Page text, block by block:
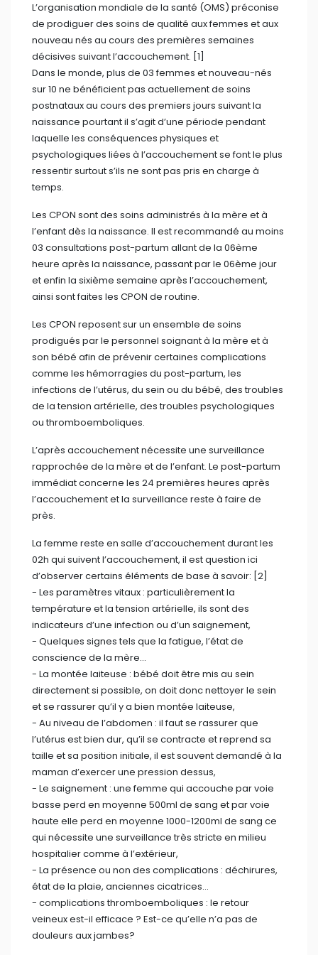
temps.
Les CPON sont des soins administrés à la mère et à
l’enfant dès la naissance. Il est recommandé au moins
03 consultations post-partum allant de la 06ème
heure après la naissance, passant par le 06ème jour
et enfin la sixième semaine après l’accouchement,
ainsi sont faites les CPON de routine.
Les CPON reposent sur un ensemble de soins
prodigués par le personnel soignant à la mère et à
son bébé afin de prévenir certaines complications
comme les hémorragies du post-partum, les
infections de l’utérus, du sein ou du bébé, des troubles
de la tension artérielle, des troubles psychologiques
ou thromboemboliques.
L’après accouchement nécessite une surveillance
rapprochée de la mère et de l’enfant. Le post-partum
immédiat concerne les 24 premières heures après
l’accouchement et la surveillance reste à faire de
près.
La femme reste en salle d’accouchement durant les
02h qui suivent l’accouchement, il est question ici
d’observer certains éléments de base à savoir: [2]
- Les paramètres vitaux : particulièrement la
température et la tension artérielle, ils sont des
indicateurs d’une infection ou d’un saignement,
- ⁠Quelques signes tels que la fatigue, l’état de
conscience de la mère…
- ⁠La montée laiteuse : bébé doit être mis au sein
directement si possible, on doit donc nettoyer le sein
- ⁠Au niveau de l’abdomen : il faut se rassurer que
l’utérus est bien dur, qu’il se contracte et reprend sa
taille et sa position initiale, il est souvent demandé à la
maman d’exercer une pression dessus,
- ⁠Le saignement : une femme qui accouche par voie
basse perd en moyenne 500ml de sang et par voie
haute elle perd en moyenne 1000-1200ml de sang ce
qui nécessite une surveillance très stricte en milieu
hospitalier comme à l’extérieur,
- ⁠La présence ou non des complications : déchirures,
état de la plaie, anciennes cicatrices…
- ⁠complications thromboemboliques : le retour
veineux est-il efficace ? Est-ce qu’elle n’a pas de
douleurs aux jambes?
Si tout est normal durant ses deux heures de temps
elle peut aller en suites de couches, ceci concerne
bien sûr les accouchements par voie basse.
La première CPON se fera après six heures de temps,
le contrôle se fera comme suscité mais avec en plus
la surveillance de l’enfant, la prise des médicaments,
le contrôle de l’alimentation et surtout un bon repos.
L’accouchée sort généralement après deux à trois
jours pour un accouchement normal par voie basse et
plus s’il s’agit d’une césarienne.